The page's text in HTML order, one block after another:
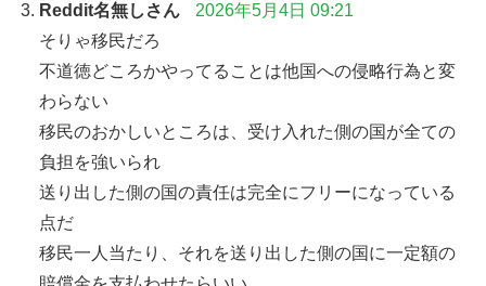
Reddit名無しさん
2026年5月4日 09:21
そりゃ移民だろ
不道徳どころかやってることは他国への侵略行為と変
わらない
移民のおかしいところは、受け入れた側の国が全ての
負担を強いられ
送り出した側の国の責任は完全にフリーになっている
点だ
移民一人当たり、それを送り出した側の国に一定額の